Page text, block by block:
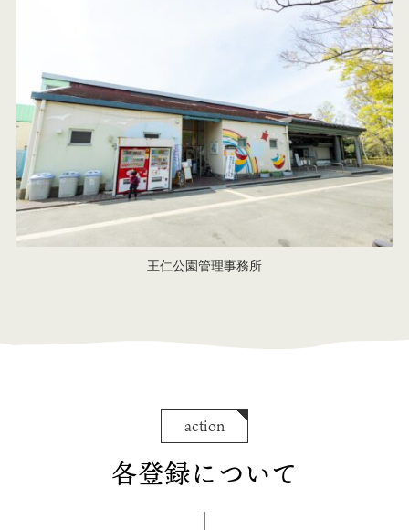
王仁公園管理事務所
action
各登録について